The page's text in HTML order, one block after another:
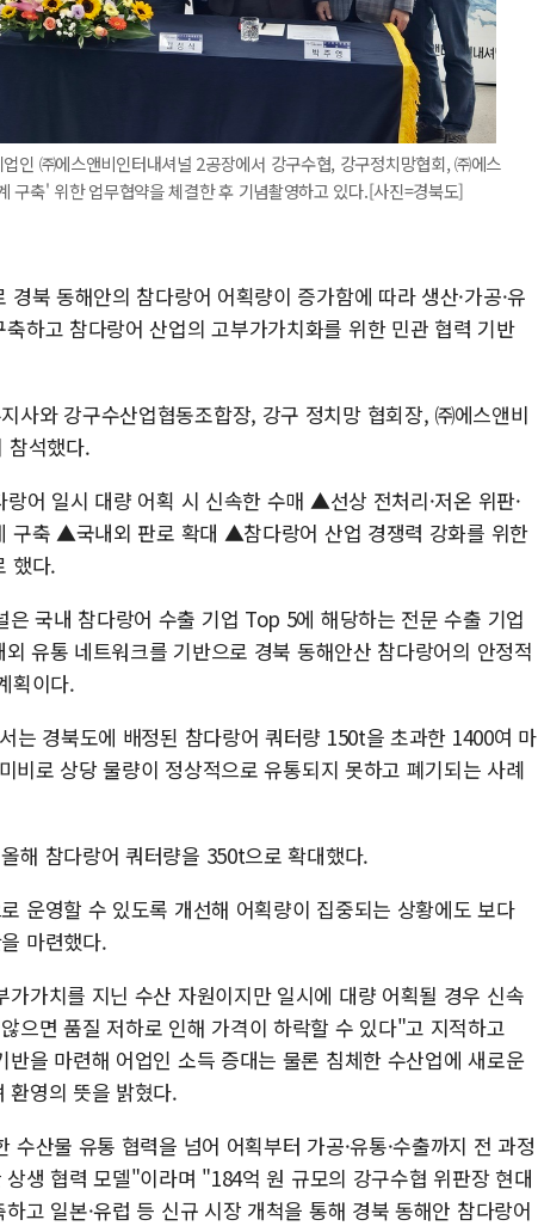
인 ㈜에스앤비인터내셔널 2공장에서 강구수협, 강구정치망협회, ㈜에스
구축' 위한 업무협약을 체결한 후 기념촬영하고 있다.[사진=경북도]
북 동해안의 참다랑어 어획량이 증가함에 따라 생산·가공·유
하고 참다랑어 산업의 고부가가치화를 위한 민관 협력 기반
사와 강구수산업협동조합장, 강구 정치망 협회장, ㈜에스앤비
참석했다.
어 일시 대량 어획 시 신속한 수매 ▲선상 전처리·저온 위판·
구축 ▲국내외 판로 확대 ▲참다랑어 산업 경쟁력 강화를 위한
했다.
국내 참다랑어 수출 기업 Top 5에 해당하는 전문 수출 기업
유통 네트워크를 기반으로 경북 동해안산 참다랑어의 안정적
획이다.
는 경북도에 배정된 참다랑어 쿼터량 150t을 초과한 1400여 마
비로 상당 물량이 정상적으로 유통되지 못하고 폐기되는 사례
해 참다랑어 쿼터량을 350t으로 확대했다.
운영할 수 있도록 개선해 어획량이 집중되는 상황에도 보다
마련했다.
가치를 지닌 수산 자원이지만 일시에 대량 어획될 경우 신속
으면 품질 저하로 인해 가격이 하락할 수 있다"고 지적하고
을 마련해 어업인 소득 증대는 물론 침체한 수산업에 새로운
환영의 뜻을 밝혔다.
산물 유통 협력을 넘어 어획부터 가공·유통·수출까지 전 과정
생 협력 모델"이라며 "184억 원 규모의 강구수협 위판장 현대
고 일본·유럽 등 신규 시장 개척을 통해 경북 동해안 참다랑어